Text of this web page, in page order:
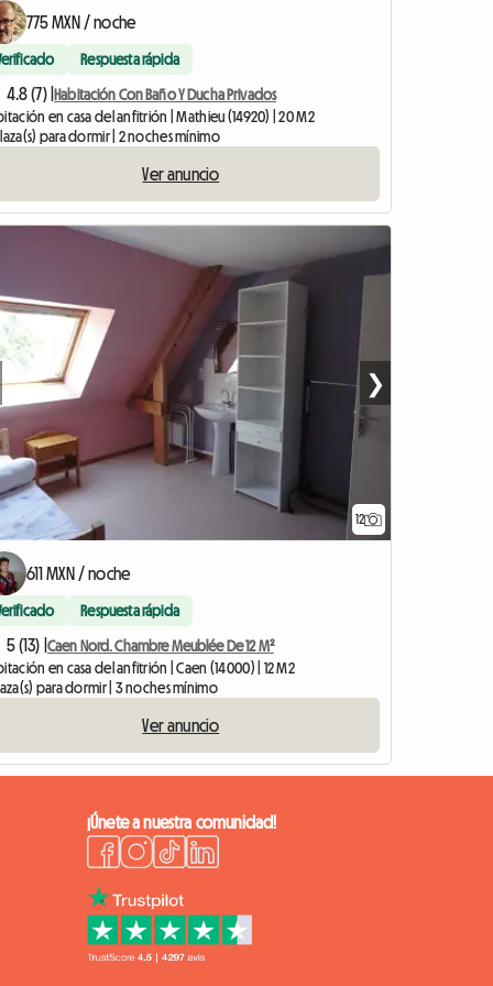
775 MXN / noche
Respuesta rápida
4.8 (7) |Habitación Con Baño Y Ducha Privados
en casa del anfitrión | Mathieu (14920) | 20 M2
para dormir | 2 noches mínimo
Ver anuncio
12
❯
611 MXN / noche
Respuesta rápida
5 (13) | Caen Nord. Chambre Meublée De 12 M²
en casa del anfitrión | Caen (14000) | 12 M2
para dormir | 3 noches mínimo
Ver anuncio
¡Únete a nuestra comunidad!